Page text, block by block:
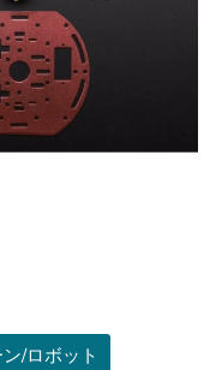
/ロボット